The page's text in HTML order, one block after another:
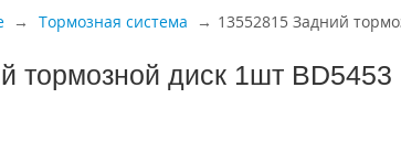
Тормозная система 13552815 Задний
тормозной диск 1шт BD5453